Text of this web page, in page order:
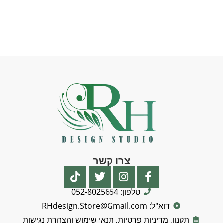
צרו קשר
טלפון: 052-8025654
דוא"ל: RHdesign.Store@Gmail.com
תקנון, מדיניות פרטיות, תנאי שימוש והצהרת נגישות